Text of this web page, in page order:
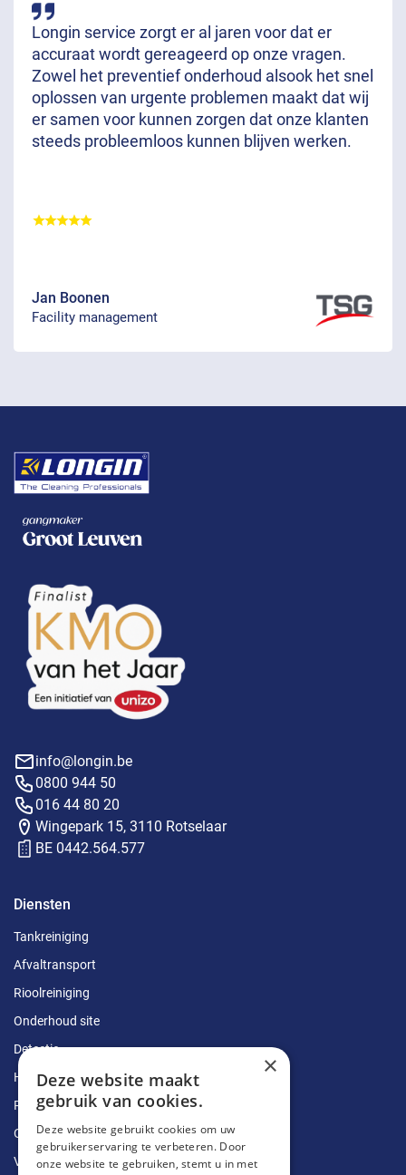
Longin service zorgt er al jaren voor dat er
accuraat wordt gereageerd op onze vragen.
Zowel het preventief onderhoud alsook het snel
oplossen van urgente problemen maakt dat wij
er samen voor kunnen zorgen dat onze klanten
steeds probleemloos kunnen blijven werken.
Jan Boonen
Facility management
info@longin.be
0800 944 50
016 44 80 20
Wingepark 15, 3110 Rotselaar
BE 0442.564.577
Diensten
Tankreiniging
Afvaltransport
Rioolreiniging
Onderhoud site
Detectie
Herstellingen
Ruimingen
Ontstoppingen
Vetputten
×
Deze website maakt
gebruik van cookies.
Deze website gebruikt cookies om uw
gebruikerservaring te verbeteren. Door
onze website te gebruiken, stemt u in met